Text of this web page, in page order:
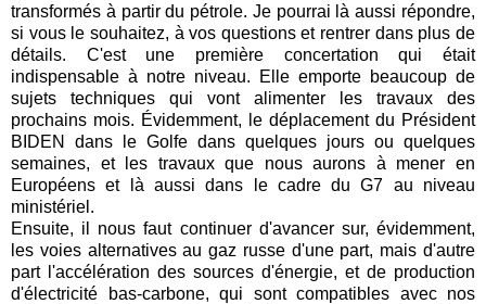
transformés à partir du pétrole. Je pourrai là aussi répondre,
si vous le souhaitez, à vos questions et rentrer dans plus de
détails. C'est une première concertation qui était
indispensable à notre niveau. Elle emporte beaucoup de
sujets techniques qui vont alimenter les travaux des
prochains mois. Évidemment, le déplacement du Président
BIDEN dans le Golfe dans quelques jours ou quelques
semaines, et les travaux que nous aurons à mener en
Européens et là aussi dans le cadre du G7 au niveau
ministériel.
Ensuite, il nous faut continuer d'avancer sur, évidemment,
les voies alternatives au gaz russe d'une part, mais d'autre
part l'accélération des sources d'énergie, et de production
d'électricité bas-carbone, qui sont compatibles avec nos